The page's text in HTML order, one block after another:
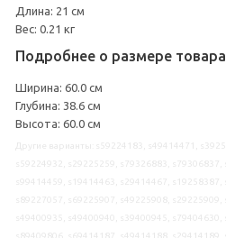
Длина: 21 см
Вес: 0.21 кг
Подробнее о размере товара
Ширина: 60.0 см
Глубина: 38.6 см
Высота: 60.0 см